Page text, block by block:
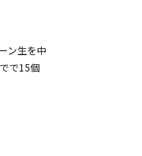
ン生を中
で15個